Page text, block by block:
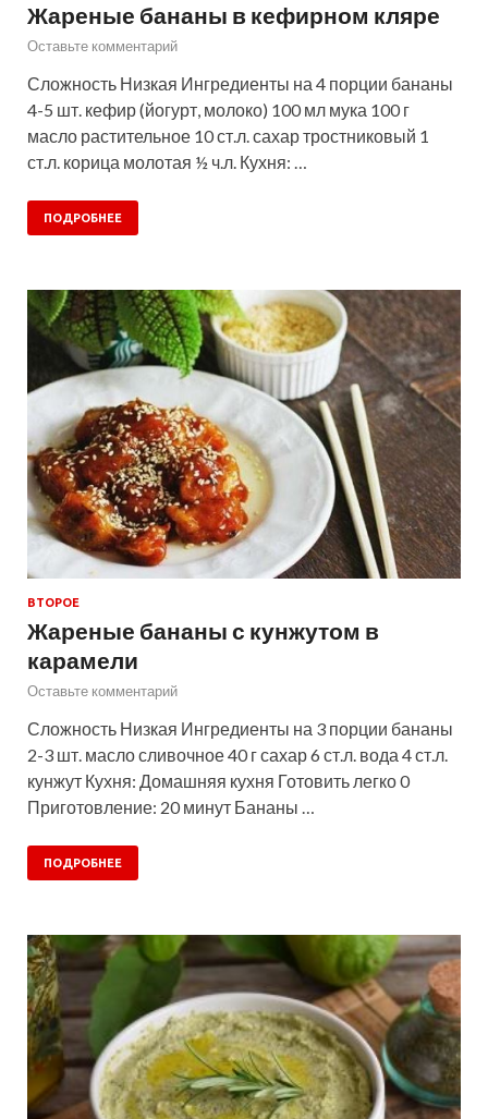
Жареные бананы в кефирном кляре
Оставьте комментарий
Сложность Низкая Ингредиенты на 4 порции бананы
4-5 шт. кефир (йогурт, молоко) 100 мл мука 100 г
масло растительное 10 ст.л. сахар тростниковый 1
ст.л. корица молотая ½ ч.л. Кухня: …
ПОДРОБНЕЕ
ВТОРОЕ
Жареные бананы с кунжутом в
карамели
Оставьте комментарий
Сложность Низкая Ингредиенты на 3 порции бананы
2-3 шт. масло сливочное 40 г сахар 6 ст.л. вода 4 ст.л.
кунжут Кухня: Домашняя кухня Готовить легко 0
Приготовление: 20 минут Бананы …
ПОДРОБНЕЕ